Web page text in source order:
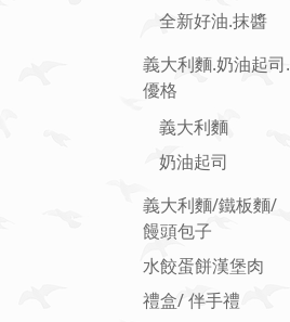
全新好油.抹醬
義大利麵.奶油起司.
優格
義大利麵
奶油起司
義大利麵/鐵板麵/
饅頭包子
水餃蛋餅漢堡肉
禮盒/ 伴手禮